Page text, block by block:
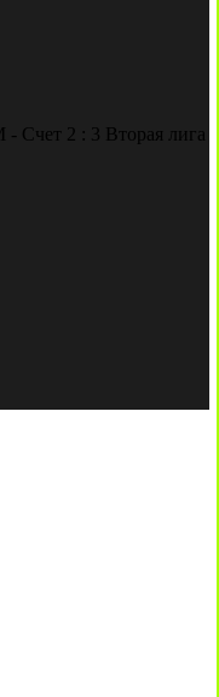
Счет 2 : 3 Вторая лига